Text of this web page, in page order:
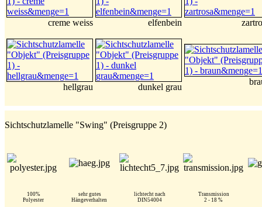
creme weiss elfenbein
hellgrau dunkel grau
Sichtschutzlamelle "Swing" (Preisgruppe 2)
100%
Polyester
sehr gutes
Hängeverhalten
lichtecht nach
DIN54004
Transmission
2 - 18 %